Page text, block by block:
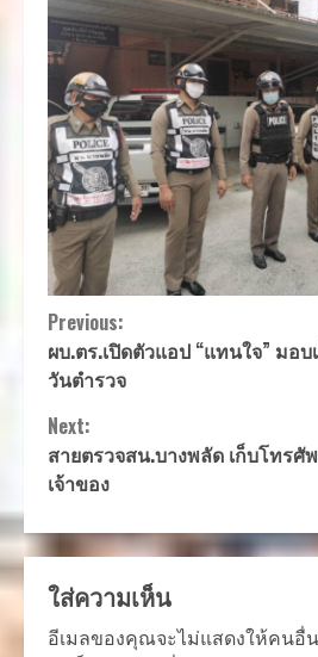
Continue
Reading
Previous:
ผบ.ตร.เปิดตัวแอป “แทนใจ” มอ
วันตำรวจ
Next:
สายตรวจสน.บางพลัด เก็บโทร
เจ้าของ
ใส่ความเห็น
อีเมลของคุณจะไม่แสดงให้คนอื่